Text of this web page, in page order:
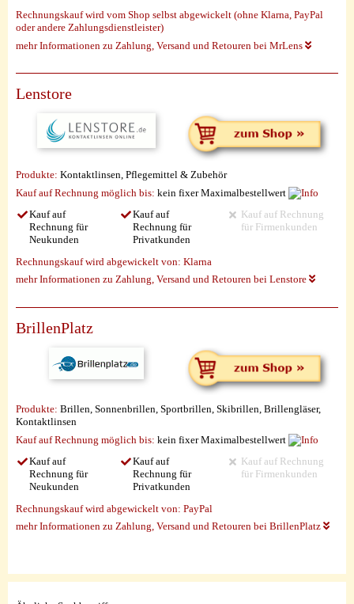
Rechnungskauf wird vom Shop selbst abgewickelt (ohne Klarna, PayPal
oder andere Zahlungsdienstleister)
mehr Informationen zu Zahlung, Versand und Retouren bei MrLens
Lenstore
Produkte: Kontaktlinsen, Pflegemittel & Zubehör
Kauf auf Rechnung möglich bis: kein fixer Maximalbestellwert
Kauf auf
Rechnung für
Neukunden
Kauf auf
Rechnung für
Privatkunden
Kauf auf Rechnung
für Firmenkunden
Rechnungskauf wird abgewickelt von: Klarna
mehr Informationen zu Zahlung, Versand und Retouren bei Lenstore
BrillenPlatz
Produkte: Brillen, Sonnenbrillen, Sportbrillen, Skibrillen, Brillengläser,
Kontaktlinsen
Kauf auf Rechnung möglich bis: kein fixer Maximalbestellwert
Kauf auf
Rechnung für
Neukunden
Kauf auf
Rechnung für
Privatkunden
Kauf auf Rechnung
für Firmenkunden
Rechnungskauf wird abgewickelt von: PayPal
mehr Informationen zu Zahlung, Versand und Retouren bei BrillenPlatz